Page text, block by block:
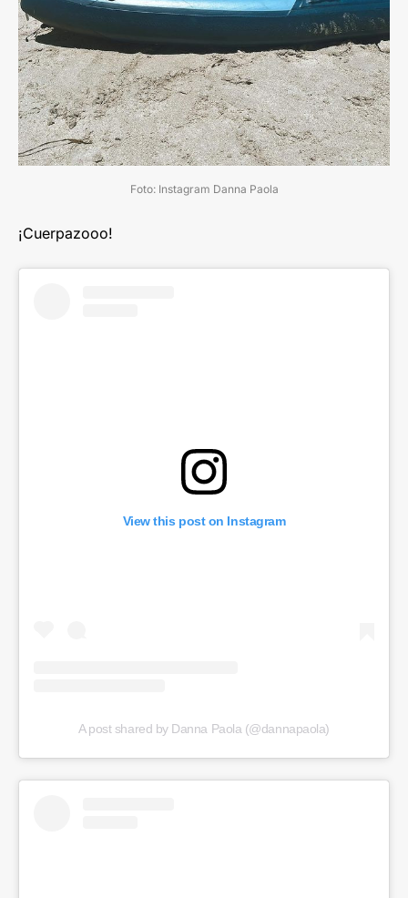
Foto: Instagram Danna Paola
¡Cuerpazooo!
View this post on Instagram
A post shared by Danna Paola (@dannapaola)